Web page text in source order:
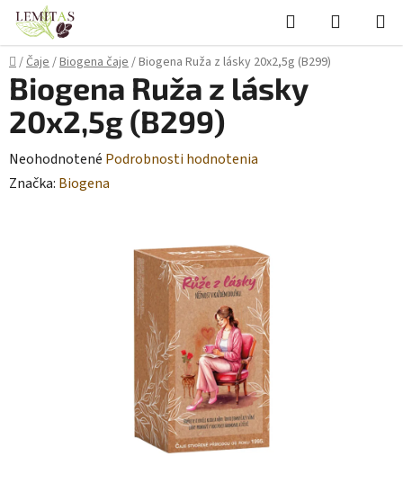
Prejsť
obsah
Hľadať
KOŠÍK
Domov
/Čaje/Biogena čaje/Biogena Ruža z lásky 20x2,5g (B299)
Biogena Ruža z lásky
20x2,5g (B299)
Priemerné
hodnotenie
Neohodnotené Podrobnosti hodnotenia
Značka: Biogena